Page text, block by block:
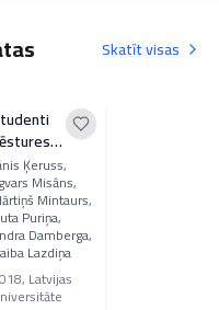
Skatīt visas
Ķeruss,
Misāns,
Mintaurs,
Puriņa,
Damberga,
Lazdiņa
, Latvijas